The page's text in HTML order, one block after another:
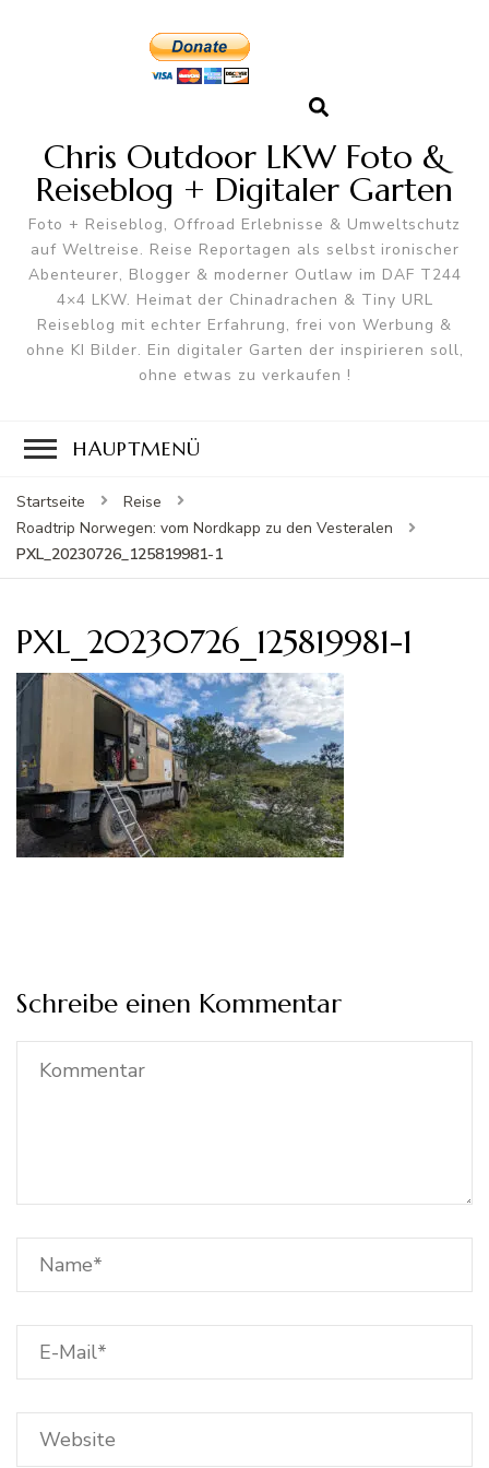
Chris Outdoor LKW Foto &
Reiseblog + Digitaler Garten
Foto + Reiseblog, Offroad Erlebnisse & Umweltschutz
auf Weltreise. Reise Reportagen als selbst ironischer
Abenteurer, Blogger & moderner Outlaw im DAF T244
4×4 LKW. Heimat der Chinadrachen & Tiny URL
Reiseblog mit echter Erfahrung, frei von Werbung &
ohne KI Bilder. Ein digitaler Garten der inspirieren soll,
ohne etwas zu verkaufen !
HAUPTMENÜ
Startseite
Reise
Roadtrip Norwegen: vom Nordkapp zu den Vesteralen
PXL_20230726_125819981-1
PXL_20230726_125819981-1
Schreibe einen Kommentar